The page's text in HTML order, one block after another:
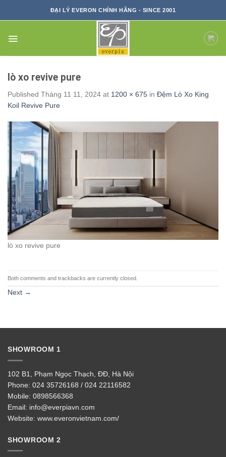
ĐẠI LÝ EVERON CHÍNH HÃNG - SINCE 2001
lò xo revive pure
Published Tháng 11 11, 2024 at 1200 × 675 in Đệm Lò Xo King
Koil Revive Pure
lò xo revive pure
Both comments and trackbacks are currently closed.
Next →
SHOWROOM 1
102 B1, Phạm Ngọc Thạch, ĐĐ, Hà Nội
Phone: 024 35726168 / 024 22116582
Mobile: 0898566368
Email: info@everpiavn.com
Website: www.everonvietnam.com/
SHOWROOM 2